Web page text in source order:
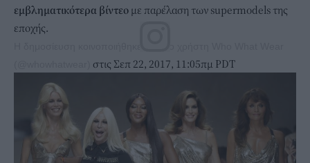
εμβληματικότερα βίντεο με παρέλαση των supermodels της
εποχής.
στις Σεπ 22, 2017, 11:05πμ PDT